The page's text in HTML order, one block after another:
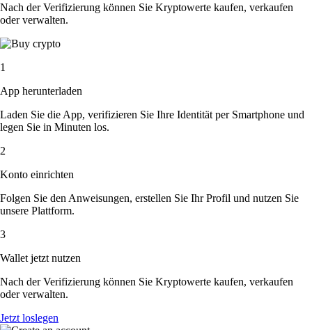
Nach der Verifizierung können Sie Kryptowerte kaufen, verkaufen
oder verwalten.
1
App herunterladen
Laden Sie die App, verifizieren Sie Ihre Identität per Smartphone und
legen Sie in Minuten los.
2
Konto einrichten
Folgen Sie den Anweisungen, erstellen Sie Ihr Profil und nutzen Sie
unsere Plattform.
3
Wallet jetzt nutzen
Nach der Verifizierung können Sie Kryptowerte kaufen, verkaufen
oder verwalten.
Jetzt loslegen